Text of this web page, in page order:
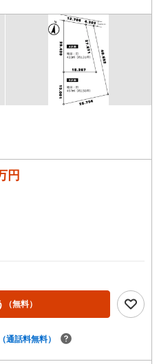
円
（無料）
（通話料無料）